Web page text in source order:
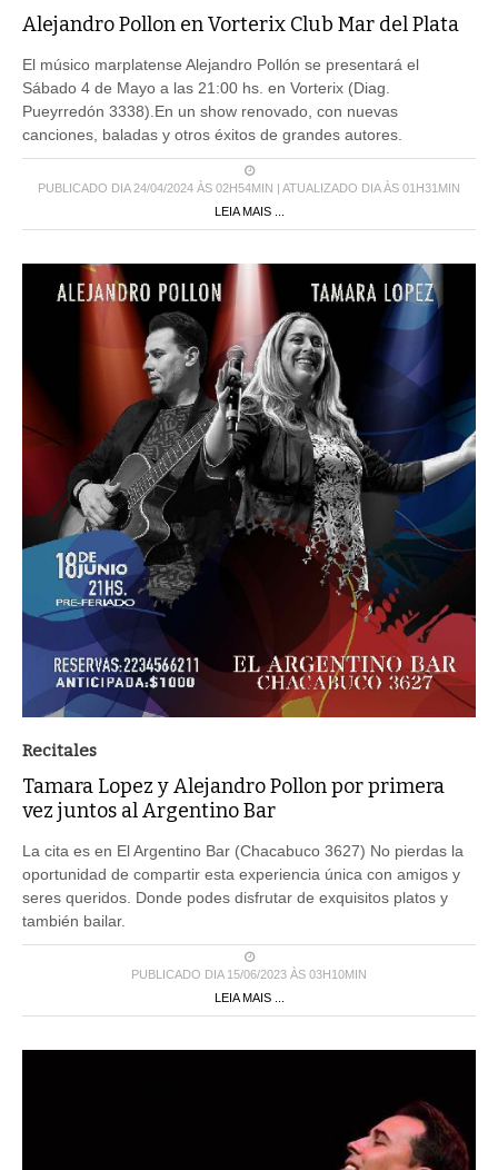
Alejandro Pollon en Vorterix Club Mar del Plata
El músico marplatense Alejandro Pollón se presentará el
Sábado 4 de Mayo a las 21:00 hs. en Vorterix (Diag.
Pueyrredón 3338).En un show renovado, con nuevas
canciones, baladas y otros éxitos de grandes autores.
PUBLICADO DIA 24/04/2024 ÀS 02H54MIN | ATUALIZADO DIA ÀS 01H31MIN
LEIA MAIS ...
Recitales
Tamara Lopez y Alejandro Pollon por primera
vez juntos al Argentino Bar
La cita es en El Argentino Bar (Chacabuco 3627) No pierdas la
oportunidad de compartir esta experiencia única con amigos y
seres queridos. Donde podes disfrutar de exquisitos platos y
también bailar.
PUBLICADO DIA 15/06/2023 ÀS 03H10MIN
LEIA MAIS ...